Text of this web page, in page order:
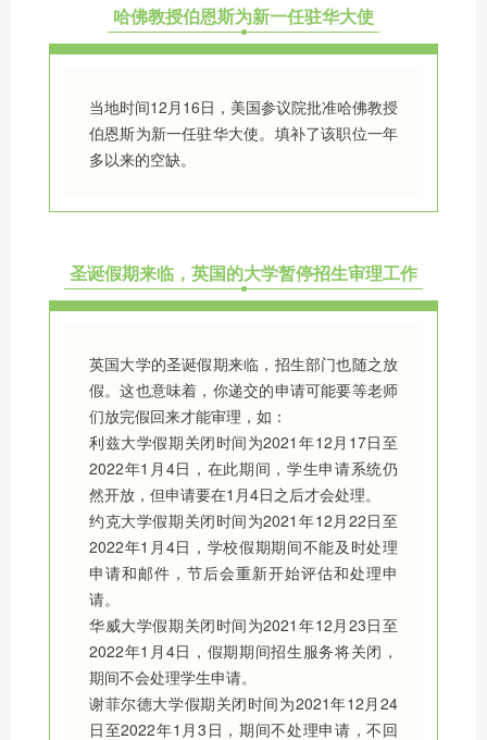
哈佛教授伯恩斯为新一任驻华大使
当地时间12月16日，美国参议院批准哈佛教授
伯恩斯为新一任驻华大使。填补了该职位一年
多以来的空缺。
圣诞假期来临，英国的大学暂停招生审理工作
英国大学的圣诞假期来临，招生部门也随之放
假。这也意味着，你递交的申请可能要等老师
们放完假回来才能审理， 如：
利兹大学假期关闭时间为2021年12月17日至
2022年1月4日，在此期间，学生申请系统仍
然开放，但申请要在1月4日之后才会处理。
约克大学假期关闭时间为2021年12月22日至
2022年1月4日，学校假期期间不能及时处理
申请和邮件，节后会重新开始评估和处理申
请。
华威大学假期关闭时间为2021年12月23日至
2022年1月4日，假期期间招生服务将关闭，
期间不会处理学生申请。
谢菲尔德大学假期关闭时间为2021年12月24
日至2022年1月3日，期间不处理申请，不回